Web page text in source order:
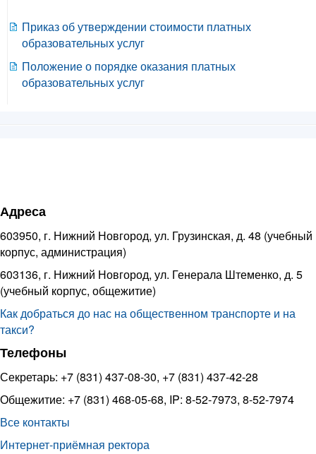
Приказ об утверждении стоимости платных
образовательных услуг
Положение о порядке оказания платных
образовательных услуг
Адреса
603950, г. Нижний Новгород, ул. Грузинская, д. 48 (учебный
корпус, администрация)
603136, г. Нижний Новгород, ул. Генерала Штеменко, д. 5
(учебный корпус, общежитие)
Как добраться до нас на общественном транспорте и на
такси?
Телефоны
Секретарь: +7 (831) 437-08-30, +7 (831) 437-42-28
Общежитие: +7 (831) 468-05-68, IP: 8-52-7973, 8-52-7974
Все контакты
Интернет-приёмная ректора